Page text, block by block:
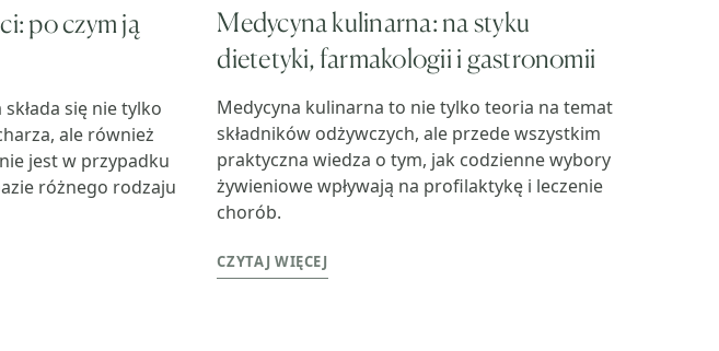
po czym ją
się nie tylko
ale również
jest w przypadku
różnego rodzaju
Medycyna kulinarna: na styku
dietetyki, farmakologii i gastronomii
Medycyna kulinarna to nie tylko teoria na temat
składników odżywczych, ale przede wszystkim
praktyczna wiedza o tym, jak codzienne wybory
żywieniowe wpływają na profilaktykę i leczenie
chorób.
CZYTAJ WIĘCEJ